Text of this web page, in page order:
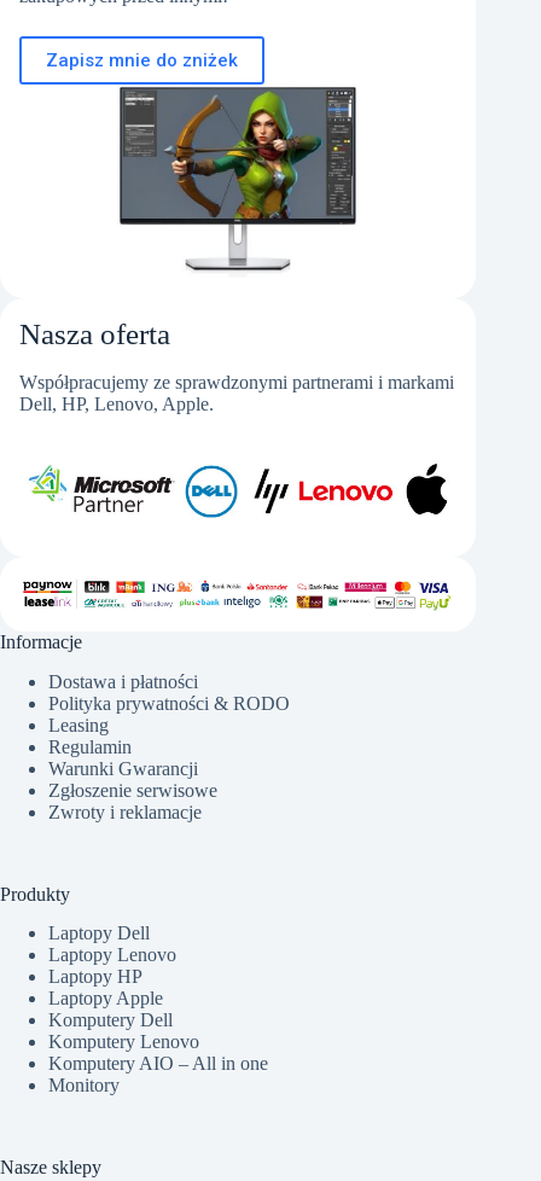
Zapisz mnie do zniżek
Nasza oferta
Współpracujemy ze sprawdzonymi partnerami i markami
Dell, HP, Lenovo, Apple.
Informacje
Dostawa i płatności
Polityka prywatności & RODO
Leasing
Regulamin
Warunki Gwarancji
Zgłoszenie serwisowe
Zwroty i reklamacje
Produkty
Laptopy Dell
Laptopy Lenovo
Laptopy HP
Laptopy Apple
Komputery Dell
Komputery Lenovo
Komputery AIO – All in one
Monitory
Nasze sklepy